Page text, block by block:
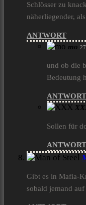
Schlösser zu
näherliegender,
ANTWORT
mo
und ob die
Bedeutung
ANTWORT
Sollen für
ANTWORT
Gibt es in Mafia-
sobald jemand